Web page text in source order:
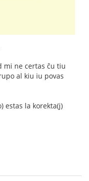
mi ne certas ĉu tiu
al kiu iu povas
estas la korekta(j)